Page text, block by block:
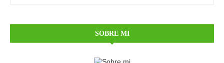
SOBRE MI